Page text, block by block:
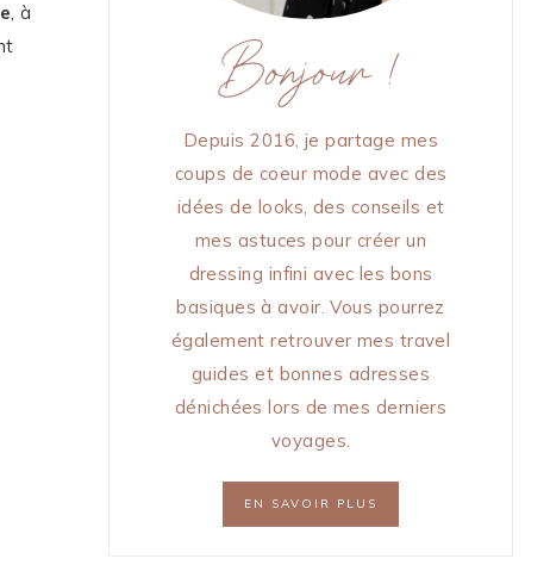
, à
Bonjour !
Depuis 2016, je partage mes
coups de coeur mode avec des
idées de looks, des conseils et
mes astuces pour créer un
dressing infini avec les bons
basiques à avoir. Vous pourrez
également retrouver mes travel
guides et bonnes adresses
dénichées lors de mes derniers
voyages.
EN SAVOIR PLUS